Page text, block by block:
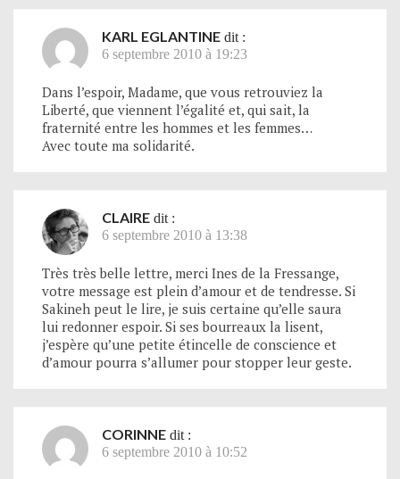
KARL EGLANTINE dit :
6 septembre 2010 à 19:23
Dans l’espoir, Madame, que vous retrouviez la
Liberté, que viennent l’égalité et, qui sait, la
fraternité entre les hommes et les femmes…
Avec toute ma solidarité.
CLAIRE dit :
6 septembre 2010 à 13:38
Très très belle lettre, merci Ines de la Fressange,
votre message est plein d’amour et de tendresse. Si
Sakineh peut le lire, je suis certaine qu’elle saura
lui redonner espoir. Si ses bourreaux la lisent,
j’espère qu’une petite étincelle de conscience et
d’amour pourra s’allumer pour stopper leur geste.
CORINNE dit :
6 septembre 2010 à 10:52